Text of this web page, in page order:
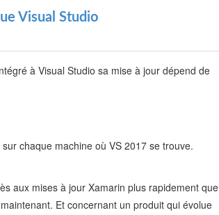
Visual Studio
à Visual Studio sa mise à jour dépend de
chaque machine où VS 2017 se trouve.
aux mises à jour Xamarin plus rapidement que
Et concernant un produit qui évolue